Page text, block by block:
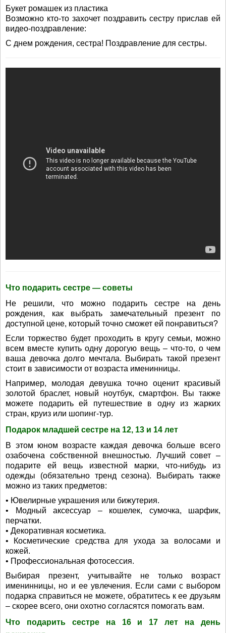
Букет ромашек из пластика
Возможно кто-то захочет поздравить сестру прислав ей
видео-поздравление:
С днем рождения, сестра! Поздравление для сестры.
Что подарить сестре — советы
Не решили, что можно подарить сестре на день
рождения, как выбрать замечательный презент по
доступной цене, который точно сможет ей понравиться?
Если торжество будет проходить в кругу семьи, можно
всем вместе купить одну дорогую вещь – что-то, о чем
ваша девочка долго мечтала. Выбирать такой презент
стоит в зависимости от возраста именинницы.
Например, молодая девушка точно оценит красивый
золотой браслет, новый ноутбук, смартфон. Вы также
можете подарить ей путешествие в одну из жарких
стран, круиз или шопинг-тур.
Подарок младшей сестре на 12, 13 и 14 лет
В этом юном возрасте каждая девочка больше всего
озабочена собственной внешностью. Лучший совет –
подарите ей вещь известной марки, что-нибудь из
одежды (обязательно тренд сезона). Выбирать также
можно из таких предметов:
• Ювелирные украшения или бижутерия.
• Модный аксессуар – кошелек, сумочка, шарфик,
перчатки.
• Декоративная косметика.
• Косметические средства для ухода за волосами и
кожей.
• Профессиональная фотосессия.
Выбирая презент, учитывайте не только возраст
именинницы, но и ее увлечения. Если сами с выбором
подарка справиться не можете, обратитесь к ее друзьям
– скорее всего, они охотно согласятся помогать вам.
Что подарить сестре на 16 и 17 лет на день